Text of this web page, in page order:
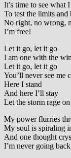
It’s time to see what
To test the limits and
No right, no wrong,
I’m free!
Let it go, let it go
I am one with the
Let it go, let it go
You’ll never see me
Here I stand
And here I’ll stay
Let the storm rage on
My power flurries
My soul is spiraling
And one thought
I’m never going